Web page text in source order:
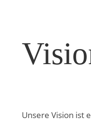
Unsere Vision ist